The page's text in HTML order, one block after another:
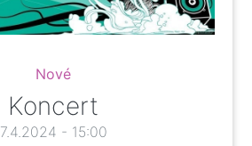
Nové
Koncert
7.4.2024 - 15:00